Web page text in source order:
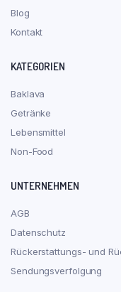
Blog
Kontakt
KATEGORIEN
Baklava
Getränke
Lebensmittel
Non-Food
UNTERNEHMEN
AGB
Datenschutz
Rückerstattungs- und
Sendungsverfolgung